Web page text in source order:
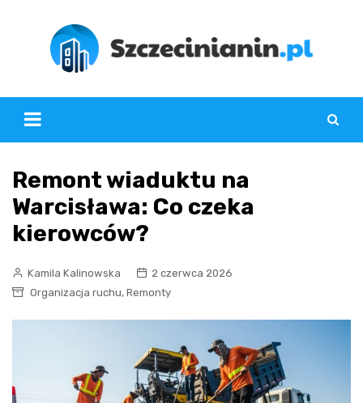
Remont wiaduktu na
Warcisława: Co czeka
kierowców?
Kamila Kalinowska
2 czerwca 2026
Organizacja ruchu, Remonty